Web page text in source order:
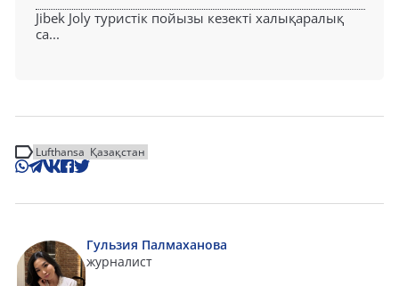
Jibek Joly туристік пойызы кезекті халықаралық
са...
Lufthansa Қазақстан
Гульзия Палмаханова
журналист